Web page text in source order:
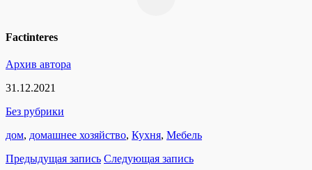
Factinteres
Архив автора
31.12.2021
Без рубрики
дом, домашнее хозяйство, Кухня, Мебель
Предыдущая запись Следующая запись